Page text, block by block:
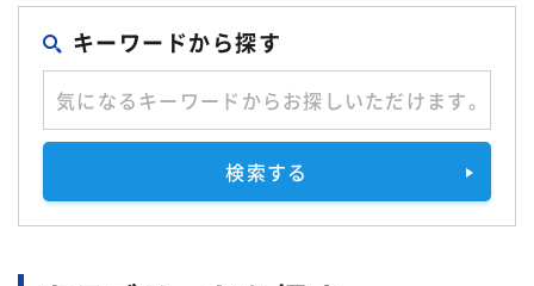
キーワードから探す
検索する